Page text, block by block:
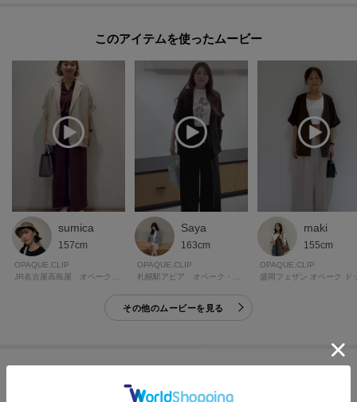
このアイテムを使ったムービー
sumica
157cm
OPAQUE.CLIP
JR名古屋高島屋 オペーク・ドット・クリップ
Saya
163cm
OPAQUE.CLIP
札幌駅アピア オペーク・ドット・クリップ
maki
155cm
OPAQUE.CLIP
その他のムービーを見る